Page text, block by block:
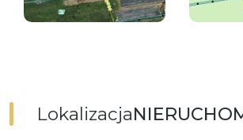
Lokalizacja